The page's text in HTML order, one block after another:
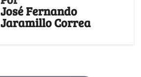
José Fernando
Jaramillo Correa